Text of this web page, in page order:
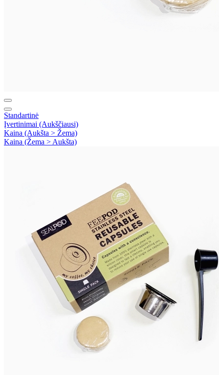
Standartinė
Įvertinimai (Aukščiausi)
Kaina (Aukšta > Žema)
Kaina (Žema > Aukšta)